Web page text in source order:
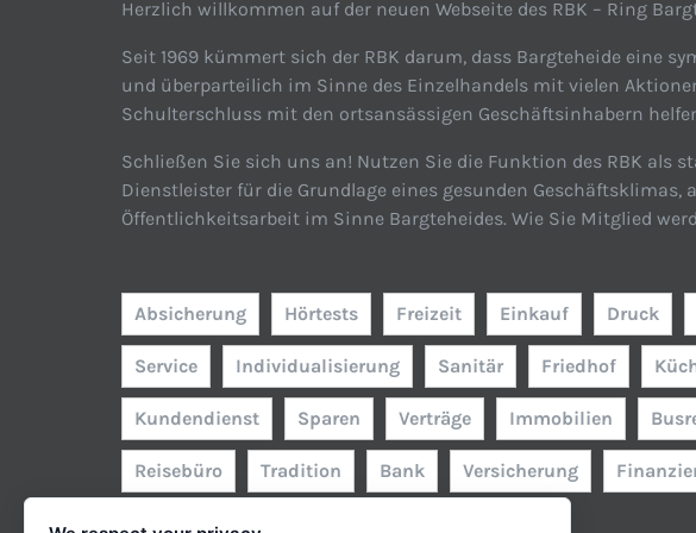
Herzlich willkommen auf der neuen Webseite des RBK – Ring
Seit 1969 kümmert sich der RBK darum, dass Bargteheide eine
und überparteilich im Sinne des Einzelhandels mit vielen
Schulterschluss mit den ortsansässigen Geschäftsinhabern
Schließen Sie sich uns an! Nutzen Sie die Funktion des RBK als
Dienstleister für die Grundlage eines gesunden
Öffentlichkeitsarbeit im Sinne Bargteheides. Wie Sie Mitglied
Absicherung Hörtests Freizeit Einkauf Druck
Service Individualisierung Sanitär Friedhof
Kundendienst Sparen Verträge Immobilien
Reisebüro Tradition Bank Versicherung